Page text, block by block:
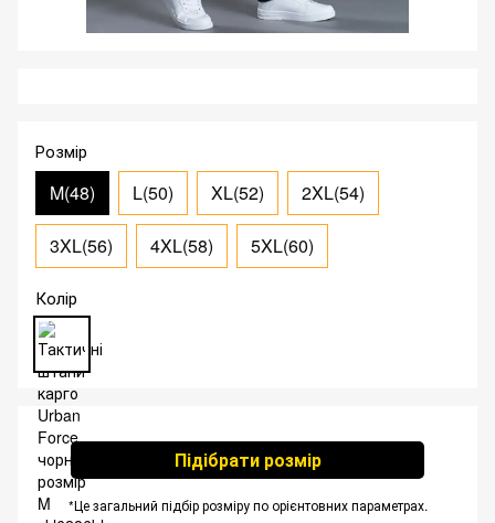
Розмір
M(48) L(50) XL(52) 2XL(54)
3XL(56) 4XL(58) 5XL(60)
Колір
Підібрати розмір
*Це загальний підбір розміру по орієнтовних параметрах.